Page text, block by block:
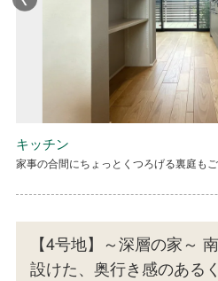
2F平面図
キッチン
家事の合間にちょっとくつろげる裏庭も
浴室
約１坪の広々とした浴室。（撮影：2026
洗面
デザイン性に優れた洗面カウンター。（
外構付1F平面図
2F平面図
キッチン
家事の合間にちょっとくつろげる裏庭も
【4号地】～深層の家～
設けた、奥行き感のある